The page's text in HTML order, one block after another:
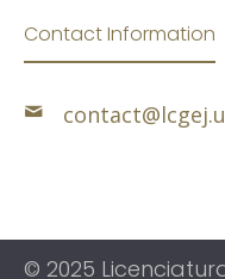
Contact Information
© 2025